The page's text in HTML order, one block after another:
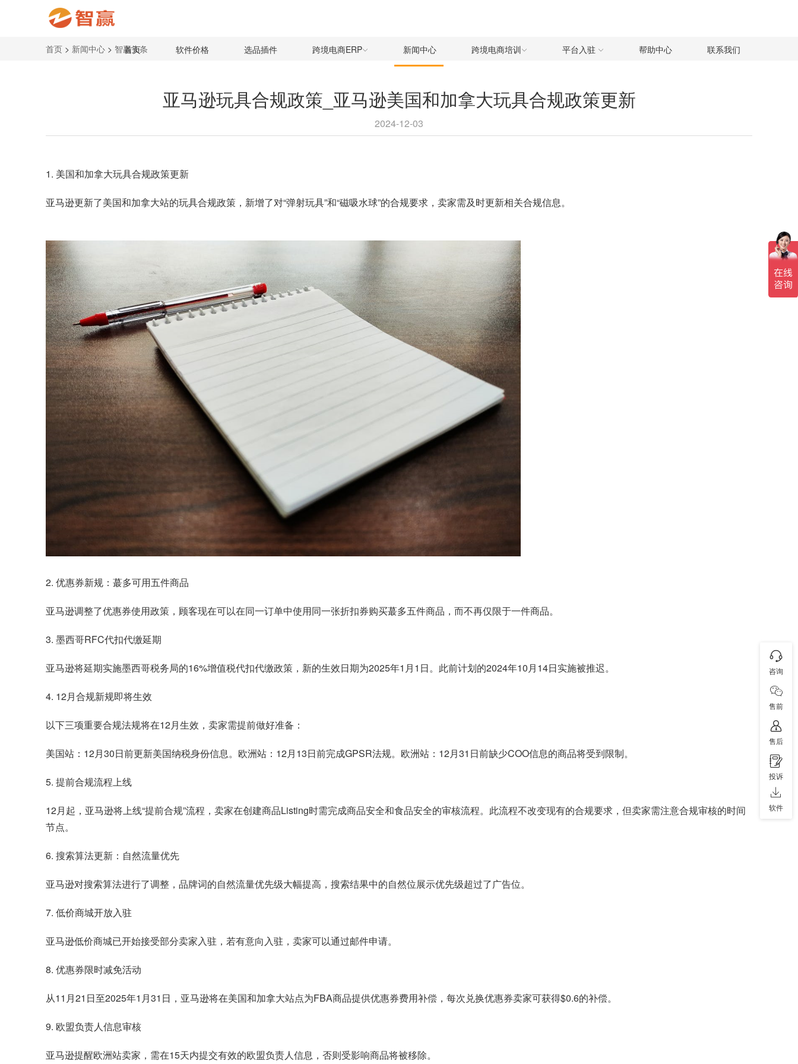
首页 软件价格 选品插件 跨境电商ERP 新闻中心 跨境电商培训 平台入驻 帮助中心 联系我们
首页 > 新闻中心 > 智赢头条
亚马逊玩具合规政策_亚马逊美国和加拿大玩具合规政策更新
2024-12-03
1. 美国和加拿大玩具合规政策更新
亚马逊更新了美国和加拿大站的玩具合规政策，新增了对“弹射玩具”和“磁吸水球”的合规要求，卖家需及时更新相关合规信息。
2. 优惠券新规：蕞多可用五件商品
亚马逊调整了优惠券使用政策，顾客现在可以在同一订单中使用同一张折扣券购买蕞多五件商品，而不再仅限于一件商品。
3. 墨西哥RFC代扣代缴延期
亚马逊将延期实施墨西哥税务局的16%增值税代扣代缴政策，新的生效日期为2025年1月1日。此前计划的2024年10月14日实施被推迟。
4. 12月合规新规即将生效
以下三项重要合规法规将在12月生效，卖家需提前做好准备：
美国站：12月30日前更新美国纳税身份信息。欧洲站：12月13日前完成GPSR法规。欧洲站：12月31日前缺少COO信息的商品将受到限制。
5. 提前合规流程上线
12月起，亚马逊将上线“提前合规”流程，卖家在创建商品Listing时需完成商品安全和食品安全的审核流程。此流程不改变现有的合规要求，但卖家需注意合规审核的时间
节点。
6. 搜索算法更新：自然流量优先
亚马逊对搜索算法进行了调整，品牌词的自然流量优先级大幅提高，搜索结果中的自然位展示优先级超过了广告位。
7. 低价商城开放入驻
亚马逊低价商城已开始接受部分卖家入驻，若有意向入驻，卖家可以通过邮件申请。
8. 优惠券限时减免活动
从11月21日至2025年1月31日，亚马逊将在美国和加拿大站点为FBA商品提供优惠券费用补偿，每次兑换优惠券卖家可获得$0.6的补偿。
9. 欧盟负责人信息审核
亚马逊提醒欧洲站卖家，需在15天内提交有效的欧盟负责人信息，否则受影响商品将被移除。
咨询
售前
售后
投诉
软件